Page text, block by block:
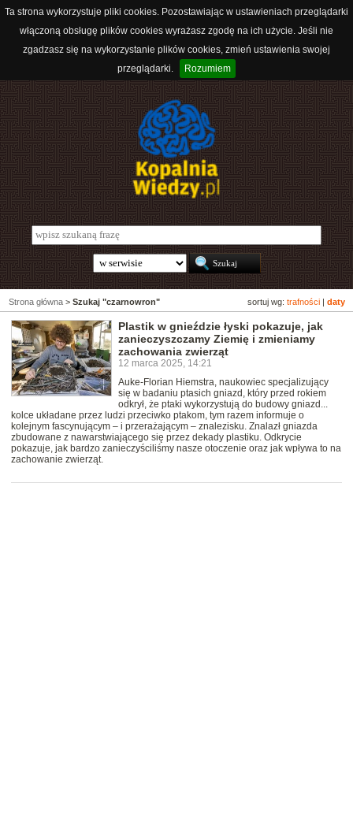
Ta strona wykorzystuje pliki cookies. Pozostawiając w ustawieniach przeglądarki
włączoną obsługę plików cookies wyrażasz zgodę na ich użycie. Jeśli nie
zgadzasz się na wykorzystanie plików cookies, zmień ustawienia swojej
przeglądarki.
Rozumiem
sortuj wg: trafności daty
Strona główna > Szukaj "czarnowron"
Plastik w gnieździe łyski pokazuje, jak
zanieczyszczamy Ziemię i zmieniamy
zachowania zwierząt
12 marca 2025, 14:21
Auke-Florian Hiemstra, naukowiec specjalizujący
się w badaniu ptasich gniazd, który przed rokiem
odkrył, że ptaki wykorzystują do budowy gniazd...
kolce układane przez ludzi przeciwko ptakom, tym razem informuje o
kolejnym fascynującym – i przerażającym – znalezisku. Znalazł gniazda
zbudowane z nawarstwiającego się przez dekady plastiku. Odkrycie
pokazuje, jak bardzo zanieczyściliśmy nasze otoczenie oraz jak wpływa to na
zachowanie zwierząt.